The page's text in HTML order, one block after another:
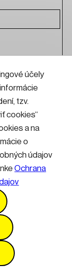
účely
tzv.
cookies“
a na
o
údajov
Ochrana